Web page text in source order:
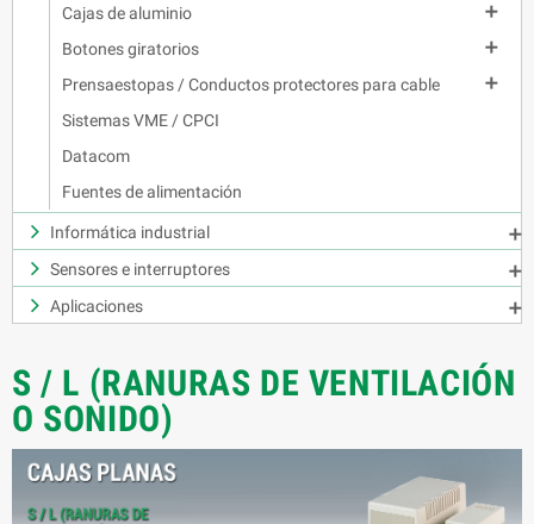
Cajas de aluminio

Botones giratorios

Prensaestopas / Conductos protectores para cable

Sistemas VME / CPCI
Datacom
Fuentes de alimentación
Informática industrial

Sensores e interruptores

Aplicaciones

S / L (RANURAS DE VENTILACIÓN
O SONIDO)